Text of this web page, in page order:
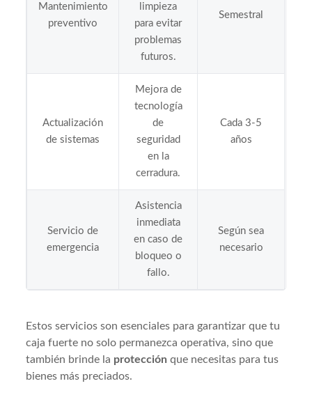
Mantenimiento
preventivo
limpieza
para evitar
problemas
futuros.
Semestral
Actualización
de sistemas
Mejora de
tecnología
de
seguridad
en la
cerradura.
Cada 3-5
años
Servicio de
emergencia
Asistencia
inmediata
en caso de
bloqueo o
fallo.
Según sea
necesario
Estos servicios son esenciales para garantizar que tu
caja fuerte no solo permanezca operativa, sino que
también brinde la protección que necesitas para tus
bienes más preciados.